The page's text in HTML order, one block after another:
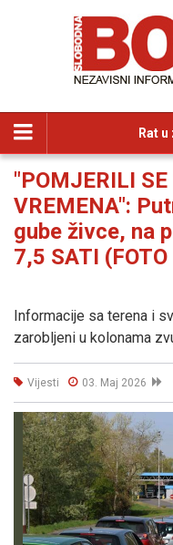
Rat
"POMJERILI
VREMENA":
gube živce, na
7,5 SATI (FOTO
Informacije sa terena i
zarobljeni u kolonama
Vijesti 03. Maj 2026